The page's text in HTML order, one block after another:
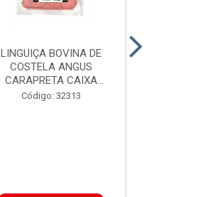
LINGUIÇA BOVINA DE
COSTELA ANGUS
CARAPRETA CAIXA
24X300G
Código: 32313